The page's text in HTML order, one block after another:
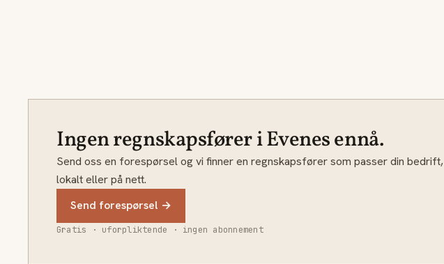
Ingen regnskapsfører i Evenes ennå.
Send oss en forespørsel og vi finner en regnskapsfører som passer din bedrift,
lokalt eller på nett.
Send forespørsel →
Gratis · uforpliktende · ingen abonnement